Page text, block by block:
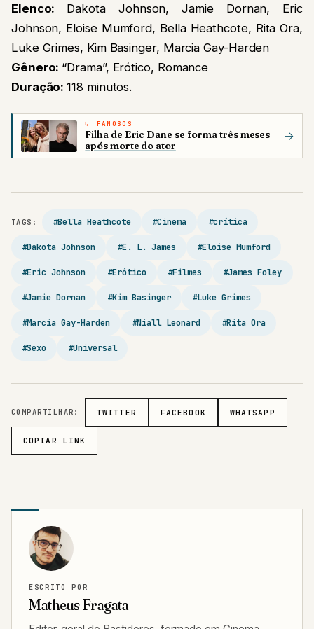
Elenco: Dakota Johnson, Jamie Dornan, Eric
Johnson, Eloise Mumford, Bella Heathcote, Rita Ora,
Luke Grimes, Kim Basinger, Marcia Gay-Harden
Gênero: “Drama”, Erótico, Romance
Duração:118 minutos.
FAMOSOS
Filha de Eric Dane se forma três meses
após morte do ator
→
TAGS: #Bella Heathcote #Cinema #crítica
#Dakota Johnson #E. L. James #Eloise Mumford
#Eric Johnson #Erótico #Filmes #James Foley
#Jamie Dornan #Kim Basinger #Luke Grimes
#Marcia Gay-Harden #Niall Leonard #Rita Ora
#Sexo #Universal
COMPARTILHAR: TWITTER FACEBOOK WHATSAPP
COPIAR LINK
ESCRITO POR
Matheus Fragata